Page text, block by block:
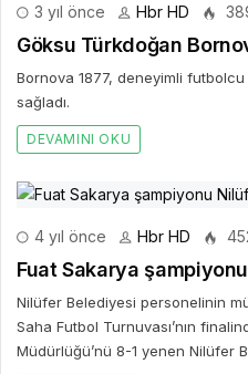
3 yıl önce Hbr HD
Göksu Türkdoğan
Bornova 1877, deneyimli
sağladı.
DEVAMINI OKU
4 yıl önce Hbr HD
Fuat Sakarya
Nilüfer Belediyesi personelinin
Saha Futbol Turnuvası’nın
Müdürlüğü’nü 8-1 yenen Nilüfer